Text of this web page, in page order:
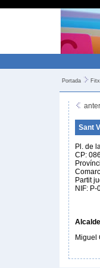
Portada
Sant
Pl. de
CP:
Partit
NIF:
Alcalde
Miguel